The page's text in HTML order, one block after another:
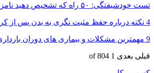
تست خودشیفتگی: ۵۰ راه که تشخیص دهید نامزدتان خودشیفته است
4 نکته درباره حفظ مثبت نگری به بدن پس از کرونا
9 مهمترین مشکلات و بیماری های دوران بارداری
قبلی بعدی 1 of 804